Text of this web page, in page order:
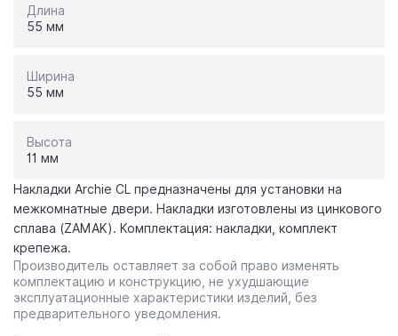
Длина
55 мм
Ширина
55 мм
Высота
11 мм
Накладки Archie CL предназначены для установки на
межкомнатные двери. Накладки изготовлены из цинкового
сплава (ZAMAK). Комплектация: накладки, комплект
крепежа.
Производитель оставляет за собой право изменять
комплектацию и конструкцию, не ухудшающие
эксплуатационные характеристики изделий, без
предварительного уведомления.